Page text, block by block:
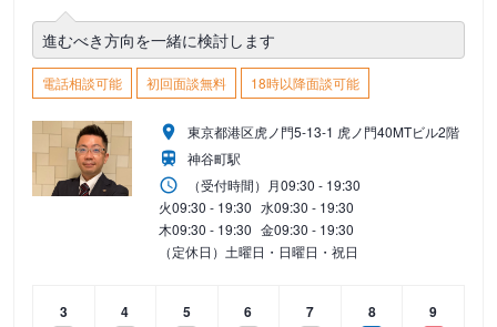
進むべき方向を一緒に検討します
電話相談可能 初回面談無料 18時以降面談可能
東京都港区虎ノ門5-13-1 虎ノ門40MTビル2階
神谷町駅
（受付時間） 月09:30 - 19:30
火09:30 - 19:30 水09:30 - 19:30
木09:30 - 19:30 金09:30 - 19:30
（定休日）土曜日・日曜日・祝日
3
4
5
6
7
8
9